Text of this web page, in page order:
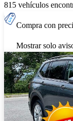
815 vehículos
Compra con
Mostrar solo